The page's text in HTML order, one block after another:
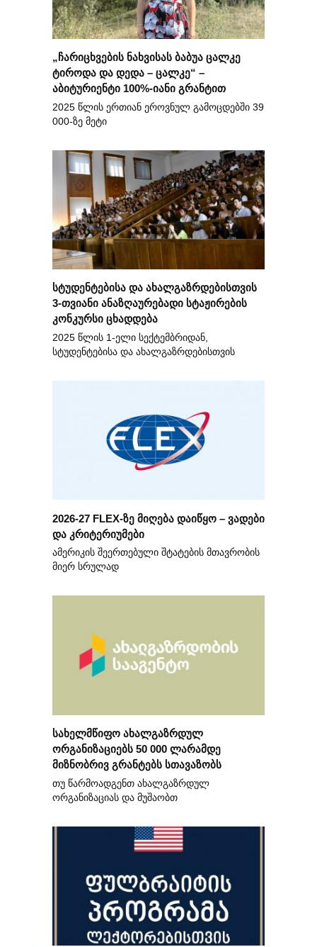
„ჩარიცხვების ნახვისას ბაბუა ცალკე
ტიროდა და დედა – ცალკე“ –
აბიტურიენტი 100%-იანი გრანტით
2025 წლის ერთიან ეროვნულ გამოცდებში 39
000-ზე მეტი
სტუდენტებისა და ახალგაზრდებისთვის
3-თვიანი ანაზღაურებადი სტაჟირების
კონკურსი ცხადდება
2025 წლის 1-ელი სექტემბრიდან,
სტუდენტებისა და ახალგაზრდებისთვის
2026-27 FLEX-ზე მიღება დაიწყო – ვადები
და კრიტერიუმები
ამერიკის შეერთებული შტატების მთავრობის
მიერ სრულად
სახელმწიფო ახალგაზრდულ
ორგანიზაციებს 50 000 ლარამდე
მიზნობრივ გრანტებს სთავაზობს
თუ წარმოადგენთ ახალგაზრდულ
ორგანიზაციას და მუშაობთ